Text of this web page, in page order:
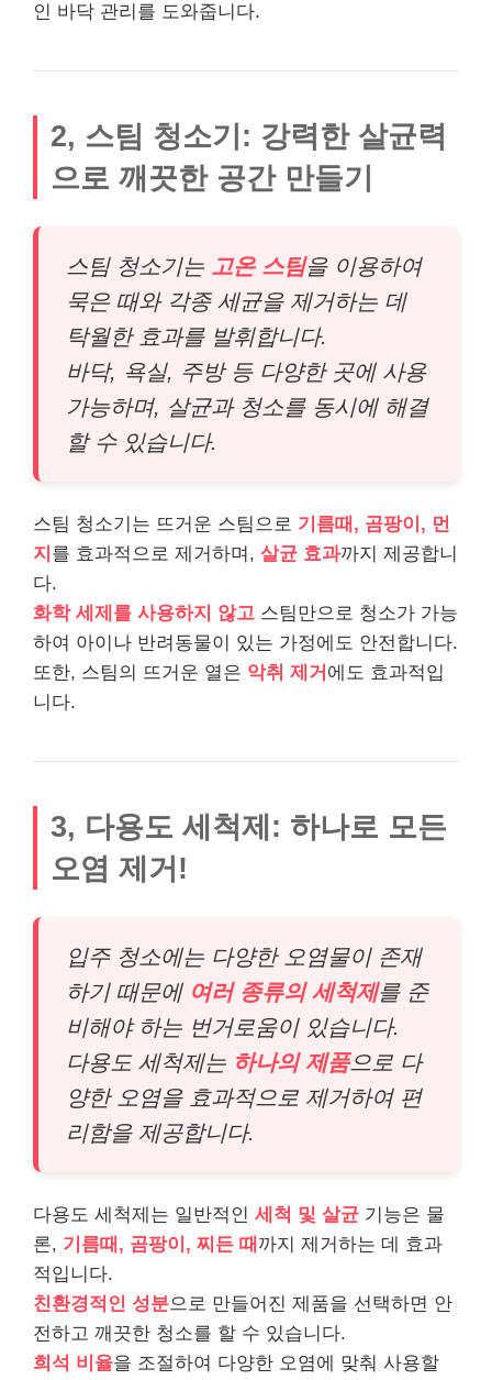
인 바닥 관리를 도와줍니다.
2, 스팀 청소기: 강력한 살균력
으로 깨끗한 공간 만들기
스팀 청소기는 고온 스팀을 이용하여
묵은 때와 각종 세균을 제거하는 데
탁월한 효과를 발휘합니다.
바닥, 욕실, 주방 등 다양한 곳에 사용
가능하며, 살균과 청소를 동시에 해결
할 수 있습니다.
스팀 청소기는 뜨거운 스팀으로 기름때, 곰팡이, 먼
지 를 효과적으로 제거하며, 살균 효과까지 제공합니
다.
화학 세제를 사용하지 않고 스팀만으로 청소가 가능
하여 아이나 반려동물이 있는 가정에도 안전합니다.
또한, 스팀의 뜨거운 열은 악취 제거 에도 효과적입
니다.
3, 다용도 세척제: 하나로 모든
오염 제거!
입주 청소에는 다양한 오염물이 존재
하기 때문에 여러 종류의 세척제를 준
비해야 하는 번거로움이 있습니다.
다용도 세척제는 하나의 제품으로 다
양한 오염을 효과적으로 제거하여 편
리함을 제공합니다.
다용도 세척제는 일반적인 세척 및 살균 기능은 물
론, 기름때, 곰팡이, 찌든 때 까지 제거하는 데 효과
적입니다.
친환경적인 성분으로 만들어진 제품을 선택하면 안
전하고 깨끗한 청소를 할 수 있습니다.
희석 비율을 조절하여 다양한 오염에 맞춰 사용할